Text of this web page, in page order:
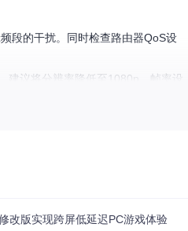
段的干扰。同时检查路由器QoS设
建议将分辨率降低至1080p，帧率设
提高画质设置；电视设备则应优化
种手柄类型。如果遇到按键映射错
改版实现跨屏低延迟PC游戏体验